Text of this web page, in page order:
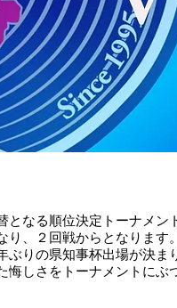
となる順位決定トーナメン
、２回戦からとなります。
ぶりの県知事杯出場が決ま
悔しさをトーナメントにぶ